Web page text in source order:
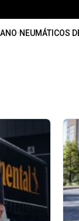
·NEUMÁTICOS